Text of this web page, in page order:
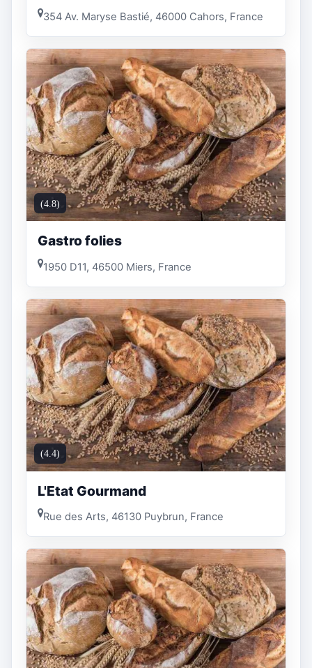
354 Av. Maryse Bastié, 46000 Cahors, France
(4.8)
Gastro folies
1950 D11, 46500 Miers, France
(4.4)
L'Etat Gourmand
Rue des Arts, 46130 Puybrun, France